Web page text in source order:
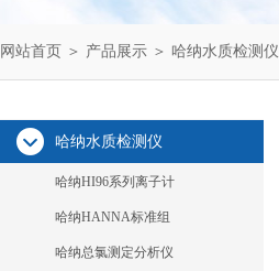
网站首页 ＞ 产品展示 ＞ 哈纳水质检测仪
哈纳水质检测仪
哈纳HI96系列离子计
哈纳HANNA标准组
哈纳总氯测定分析仪